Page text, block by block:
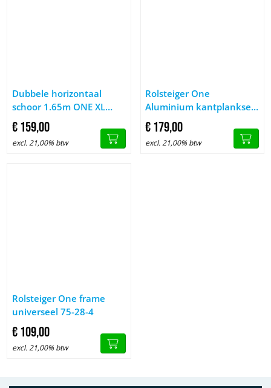
Afbeelding Dubbele horizontaal schoor 1.65m ONE XL (NEW)
Dubbele horizontaal
schoor 1.65m ONE XL
(NEW)
€159,00
excl. 21,00% btw
Afbeelding Rolsteiger One
Rolsteiger One
Aluminium kantplankset
ONE XL 1.65x0.75m
€179,00
excl. 21,00% btw
Afbeelding Rolsteiger One frame universeel 75-28-4
Rolsteiger One frame
universeel 75-28-4
€109,00
excl. 21,00% btw